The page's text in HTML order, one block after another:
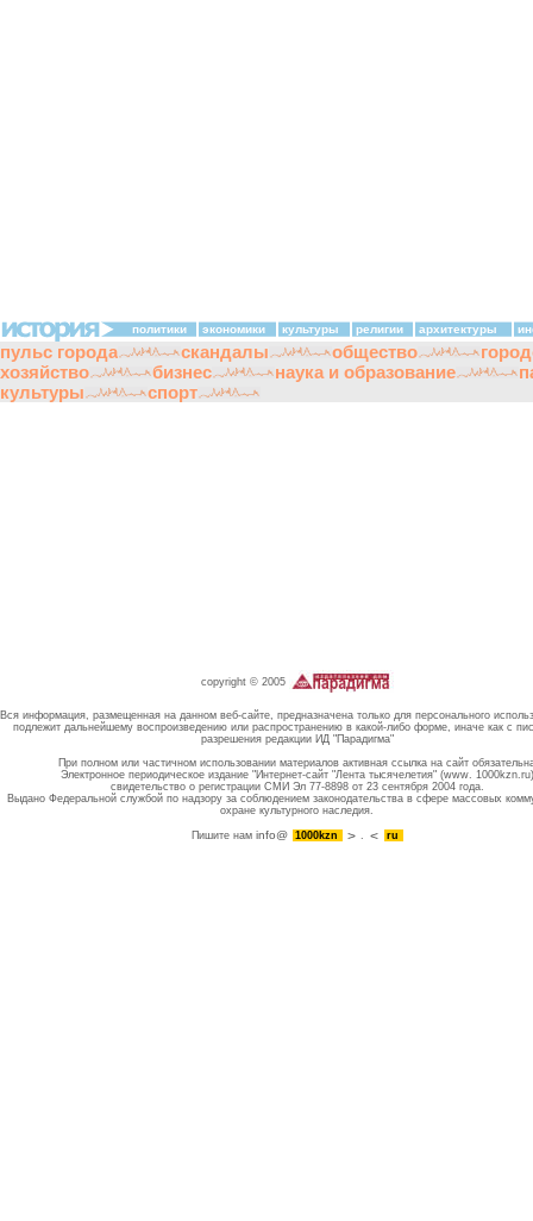
политики экономики культуры религии архитектуры
пульс города скандалы общество
хозяйство
бизнес наука и образование
культуры
спорт
copyright © 2005
Вся информация, размещенная на данном веб-сайте, предназначена только для персонального
подлежит дальнейшему воспроизведению или распространению в какой-либо форме, иначе как с
разрешения редакции ИД "Парадигма"
При полном или частичном использовании материалов активная ссылка на сайт
Электронное периодическое издание "Интернет-сайт "Лента тысячелетия" (www. 1000kzn.ru)
свидетельство о регистрации СМИ Эл 77-8898 от 23 сентября 2004 года.
Выдано Федеральной службой по надзору за соблюдением законодательства в сфере массовых
охране культурного наследия.
Пишите намinfo@ 1000kzn . ru